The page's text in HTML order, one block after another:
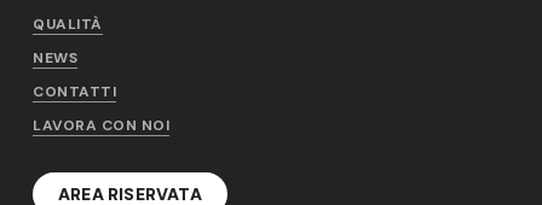
QUALITÀ
NEWS
CONTATTI
LAVORA CON NOI
AREA RISERVATA